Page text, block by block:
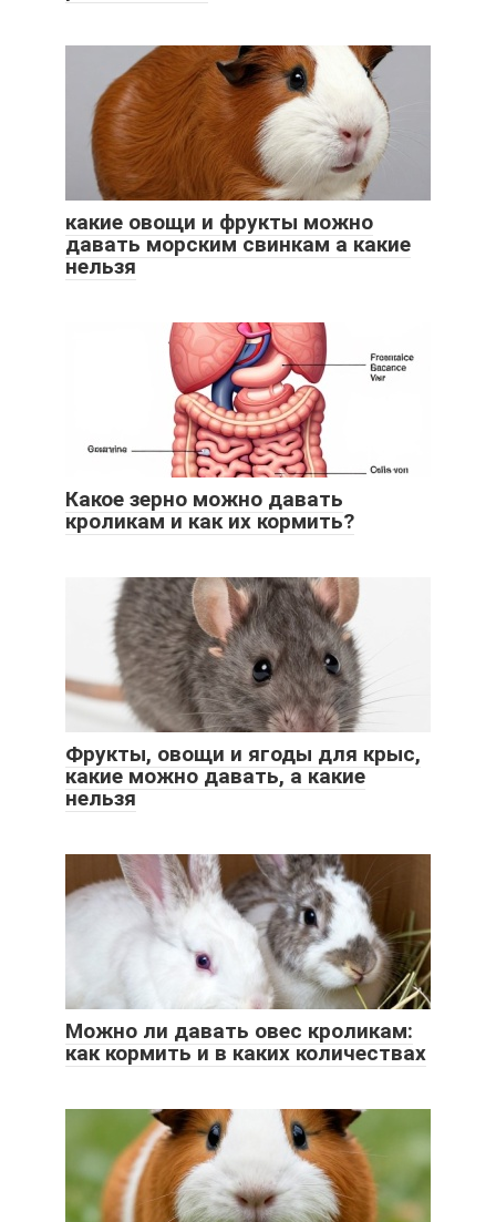
какие овощи и фрукты можно
давать морским свинкам а какие
нельзя
Какое зерно можно давать
кроликам и как их кормить?
Фрукты, овощи и ягоды для крыс,
какие можно давать, а какие
нельзя
Можно ли давать овес кроликам:
как кормить и в каких количествах